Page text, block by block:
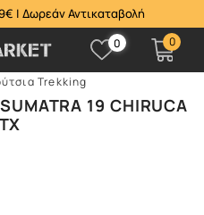
| Δωρεάν Αντικαταβολή
0 0
Trekking
19 CHIRUCA